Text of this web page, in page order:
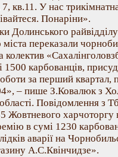
кв.11. У нас
Понаріни».
Долинського
переказали
колектив
1500 карбованців,
за перший квартал,
– пише З.Ковалюк з
Повідомлення з
Жовтневого харчоторгу
в сумі 1230
аварії на
А.С.Квінчидзе».